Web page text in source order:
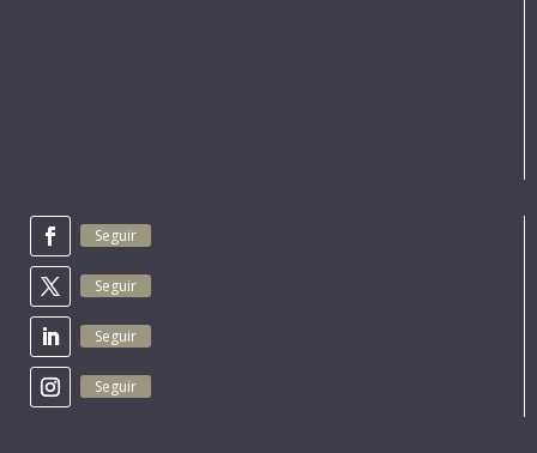
Seguir
Seguir
Seguir
Seguir